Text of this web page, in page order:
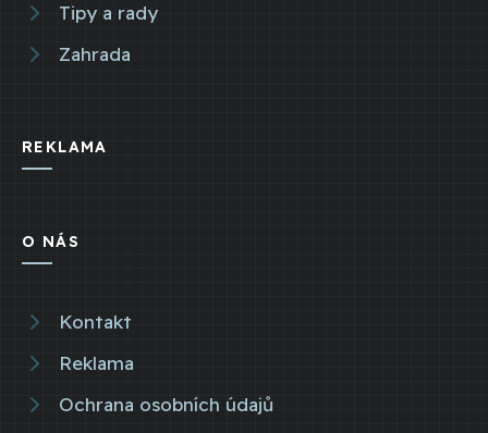
Tipy a rady
Zahrada
REKLAMA
O NÁS
Kontakt
Reklama
Ochrana osobních údajů